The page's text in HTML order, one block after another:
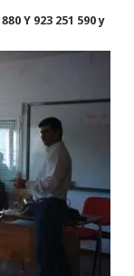
Y 923 251 590 y